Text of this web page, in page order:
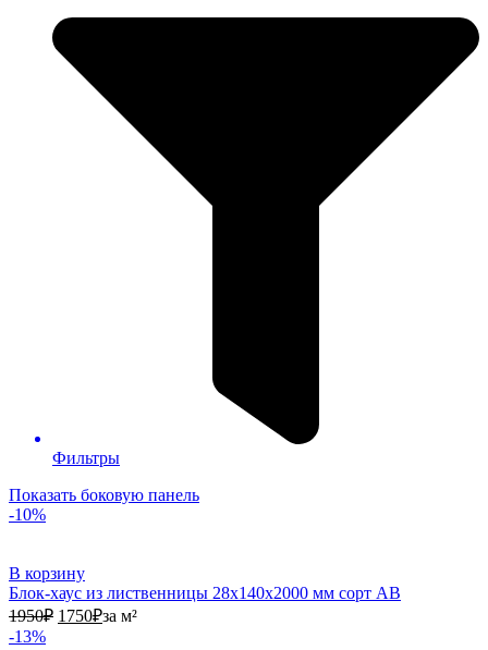
Фильтры
Показать боковую панель
-10%
В корзину
Блок-хаус из лиственницы 28х140х2000 мм сорт АВ
1950₽ 1950₽.
1750₽1750₽.
за м²
-13%